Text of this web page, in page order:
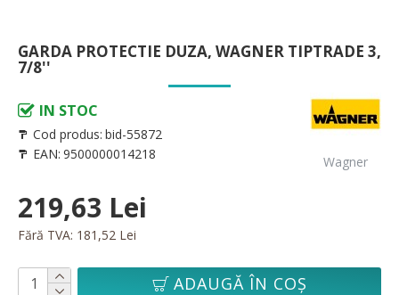
GARDA PROTECTIE DUZA, WAGNER TIPTRADE 3,
7/8''
IN STOC
Cod produs: bid-55872
EAN: 9500000014218 Wagner
219,63 Lei
Fără TVA: 181,52 Lei
ADAUGĂ ÎN COŞ